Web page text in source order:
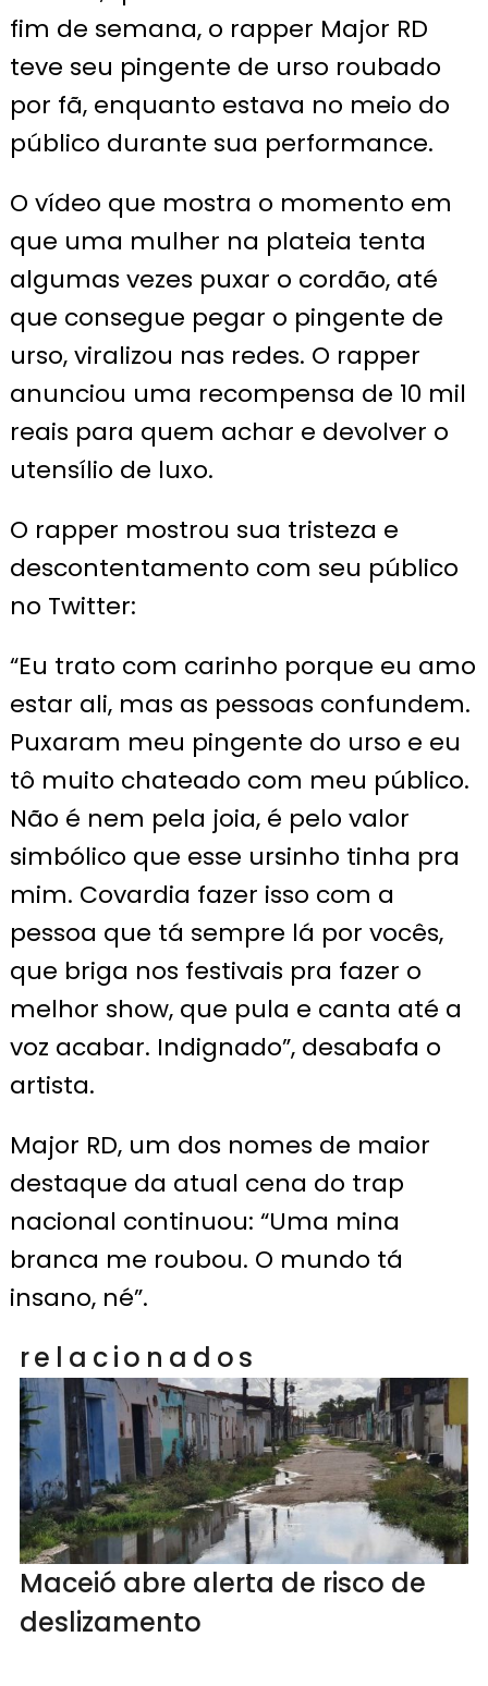
fim de semana, o rapper Major RD
teve seu pingente de urso roubado
por fã, enquanto estava no meio do
público durante sua performance.
O vídeo que mostra o momento em
que uma mulher na plateia tenta
algumas vezes puxar o cordão, até
que consegue pegar o pingente de
urso, viralizou nas redes. O rapper
anunciou uma recompensa de 10 mil
reais para quem achar e devolver o
utensílio de luxo.
O rapper mostrou sua tristeza e
descontentamento com seu público
no Twitter:
“Eu trato com carinho porque eu amo
estar ali, mas as pessoas confundem.
Puxaram meu pingente do urso e eu
tô muito chateado com meu público.
Não é nem pela joia, é pelo valor
simbólico que esse ursinho tinha pra
mim. Covardia fazer isso com a
pessoa que tá sempre lá por vocês,
que briga nos festivais pra fazer o
melhor show, que pula e canta até a
voz acabar. Indignado”, desabafa o
artista.
Major RD, um dos nomes de maior
destaque da atual cena do trap
nacional continuou: “Uma mina
branca me roubou. O mundo tá
insano, né”.
relacionados
Maceió abre alerta de risco de
deslizamento